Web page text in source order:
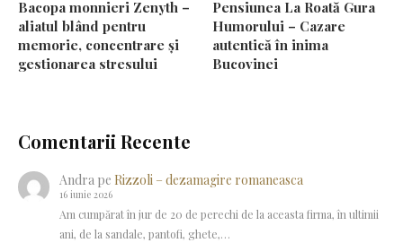
Bacopa monnieri Zenyth –
aliatul blând pentru
memorie, concentrare și
gestionarea stresului
Pensiunea La Roată Gura
Humorului – Cazare
autentică în inima
Bucovinei
Comentarii Recente
Andra pe Rizzoli – dezamagire romaneasca
16 iunie 2026
Am cumpărat în jur de 20 de perechi de la aceasta firma, în ultimii
ani, de la sandale, pantofi, ghete,…